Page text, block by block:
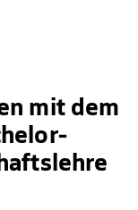
mit dem